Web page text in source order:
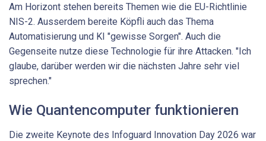
Am Horizont stehen bereits Themen wie die EU-Richtlinie
NIS-2. Ausserdem bereite Köpfli auch das Thema
Automatisierung und KI "gewisse Sorgen". Auch die
Gegenseite nutze diese Technologie für ihre Attacken. "Ich
glaube, darüber werden wir die nächsten Jahre sehr viel
sprechen."
Wie Quantencomputer funktionieren
Die zweite Keynote des Infoguard Innovation Day 2026 war